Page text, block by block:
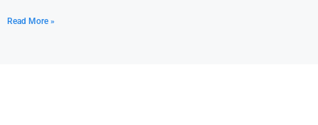
c
Read More »